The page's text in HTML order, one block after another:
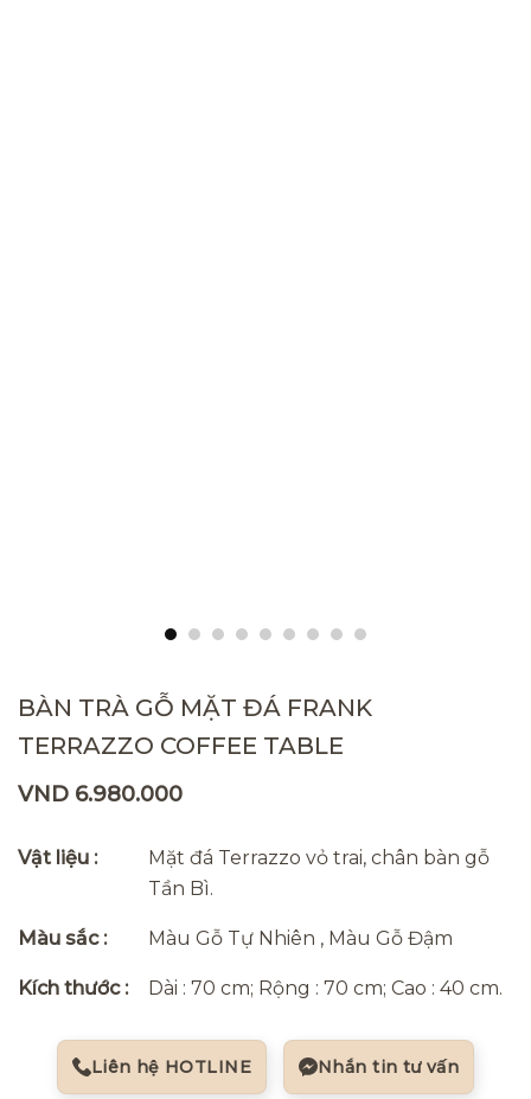
BÀN TRÀ GỖ MẶT ĐÁ FRANK
TERRAZZO COFFEE TABLE
VND 6.980.000
Vật liệu :
Mặt đá Terrazzo vỏ trai, chân bàn gỗ
Tần Bì.
Màu sắc : Màu Gỗ Tự Nhiên , Màu Gỗ Đậm
Kích thước : Dài : 70 cm; Rộng : 70 cm; Cao : 40 cm.
Liên hệ HOTLINE Nhắn tin tư vấn